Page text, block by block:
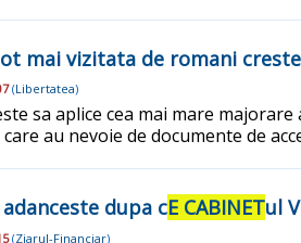
mai vizitata de romani
(Libertatea)
sa aplice cea mai mare
au nevoie de documente de
dupa cE CABINETul
(Ziarul-Financiar)